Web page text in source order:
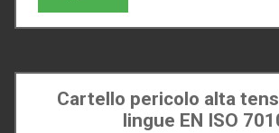
Cartello pericolo alta
lingue EN ISO